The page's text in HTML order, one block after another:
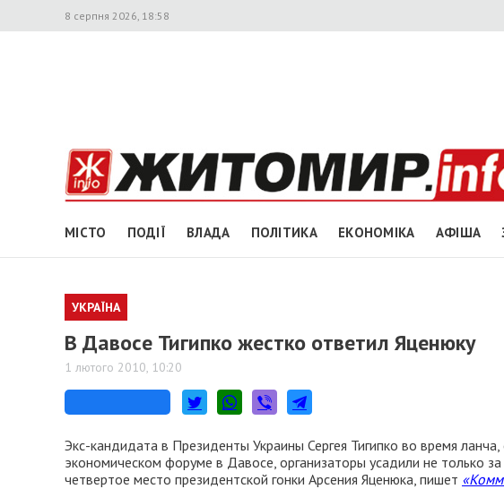
8 серпня 2026, 18:58
МІСТО ПОДІЇ ВЛАДА ПОЛІТИКА ЕКОНОМІКА АФІША
УКРАЇНА
В Давосе Тигипко жестко ответил Яценюку
1 лютого 2010, 10:20
Экс-кандидата в Президенты Украины Сергея Тигипко во время
экономическом форуме в Давосе, организаторы усадили не только
четвертое место президентской гонки Арсения Яценюка, пишет